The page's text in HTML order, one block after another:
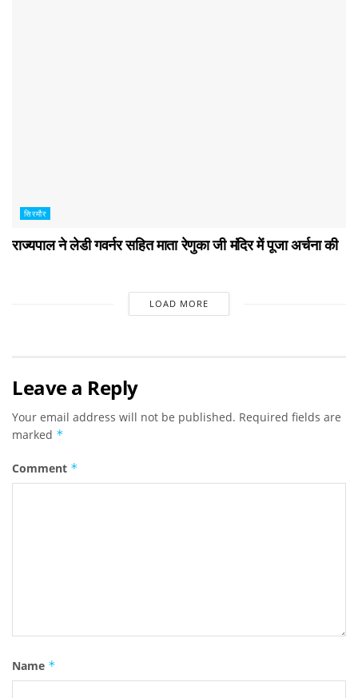
सिरमौर
राज्यपाल ने लेडी गवर्नर सहित माता रेणुका जी मंदिर में पूजा अर्चना की
LOAD MORE
Leave a Reply
Your email address will not be published. Required fields are
marked *
Comment *
Name *